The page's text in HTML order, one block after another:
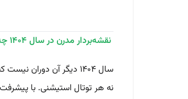
نقشه‌بردار مدرن در سال ۱۴۰۴ چه شکلی است؟
سال ۱۴۰۴ دیگر آن
نه هر توتال استیشنی. با